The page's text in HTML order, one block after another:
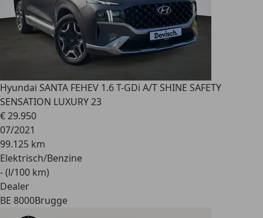
Hyundai SANTA FEHEV 1.6 T-GDi A/T SHINE SAFETY
SENSATION LUXURY 23
€ 29.950
07/2021
99.125 km
Elektrisch/Benzine
- (l/100 km)
Dealer
BE 8000Brugge